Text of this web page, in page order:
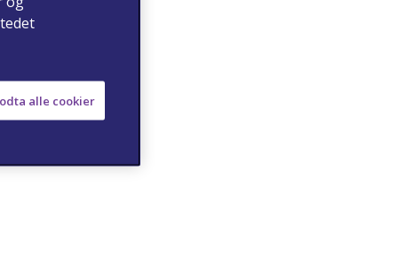
alle cookier